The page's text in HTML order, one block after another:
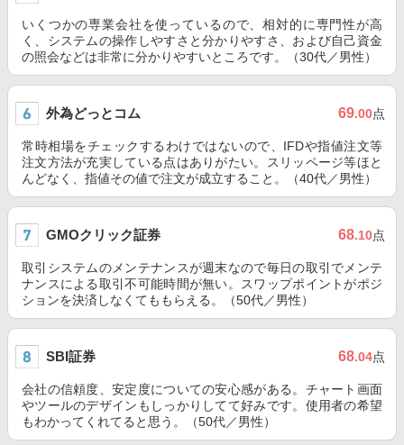
いくつかの専業会社を使っているので、相対的に専門性が高
く、システムの操作しやすさと分かりやすさ、および自己資金
の照会などは非常に分かりやすいところです。（30代／男性）
外為どっとコム 69.00点
常時相場をチェックするわけではないので、IFDや指値注文等
注文方法が充実している点はありがたい。スリッページ等ほと
んどなく、指値その値で注文が成立すること。（40代／男性）
GMOクリック証券 68.10点
取引システムのメンテナンスが週末なので毎日の取引でメンテ
ナンスによる取引不可能時間が無い。スワップポイントがポジ
ションを決済しなくてももらえる。（50代／男性）
SBI証券 68.04点
会社の信頼度、安定度についての安心感がある。チャート画面
やツールのデザインもしっかりしてて好みです。使用者の希望
もわかってくれてると思う。（50代／男性）